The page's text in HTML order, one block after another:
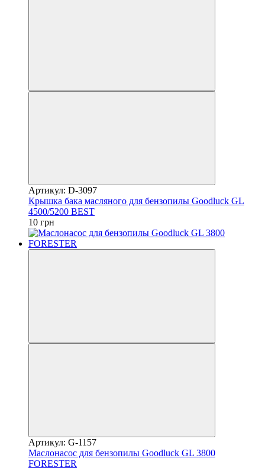
Артикул: D-3097
Крышка бака масляного для бензопилы Goodluck GL
4500/5200 BEST
10 грн
Артикул: G-1157
Маслонасос для бензопилы Goodluck GL 3800
FORESTER